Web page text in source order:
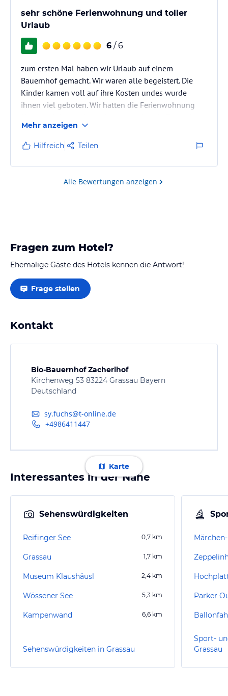
sehr schöne Ferienwohnung und toller
Urlaub
6 / 6
zum ersten Mal haben wir Urlaub auf einem
Bauernhof gemacht. Wir waren alle begeistert. Die
Kinder kamen voll auf ihre Kosten undes wurde
ihnen viel geboten. Wir hatten die Ferienwohnung
immer nehmen. DIe Wohnung war neu, super toll und
neuwertig ausgestattet und schön leise. Der Ausblick
vom Balkon war gigantisch.
Nicht zuletzt durch die tolle Betreuung durch
Stephanie werden wir die Wohnung nächstes Jahr
Mehr anzeigen
Hilfreich Teilen
Alle Bewertungen anzeigen
Fragen zum Hotel?
Ehemalige Gäste des Hotels kennen die Antwort!
Frage stellen
Kontakt
Bio-Bauernhof Zacherlhof
Kirchenweg 53 83224 Grassau Bayern
Deutschland
sy.fuchs@t-online.de
+4986411447
Karte
Interessantes in der Nähe
Sehenswürdigkeiten
Reifinger See 0,7 km
Grassau 1,7 km
Museum Klaushäusl 2,4 km
Wössener See 5,3 km
Kampenwand 6,6 km
Sehenswürdigkeiten in Grassau
Parker
Sport-
Grassau